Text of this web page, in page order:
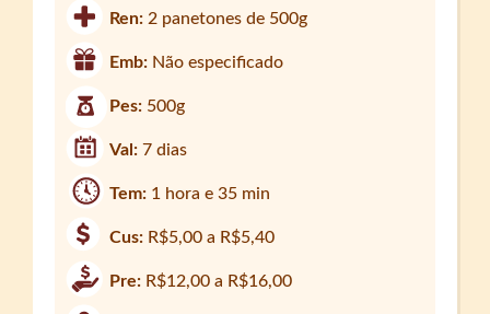
Ren: 2 panetones de 500g
Emb: Não especificado
Pes: 500g
Val:7 dias
Tem: 1 hora e 35 min
Cus: R$5,00 a R$5,40
Pre: R$12,00 a R$16,00